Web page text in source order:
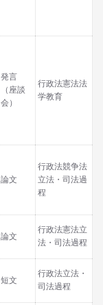
発言
（座談
会）
行政法憲法法
学教育
論文
行政法競争法
立法・司法過
程
論文
行政法憲法立
法・司法過程
短文
行政法立法・
司法過程